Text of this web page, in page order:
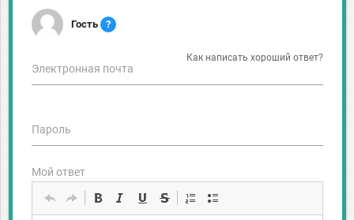
Гость ?
Как написать хороший ответ?
Электронная почта
Пароль
Мой ответ